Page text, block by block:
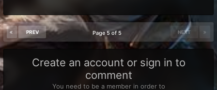
PREV NEXT
Page 5 of 5
Create an account or sign in to
comment
You need to be a member in order to